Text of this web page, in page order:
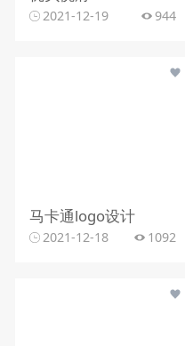
2021-12-19 944
马卡通logo设计
2021-12-18 1092